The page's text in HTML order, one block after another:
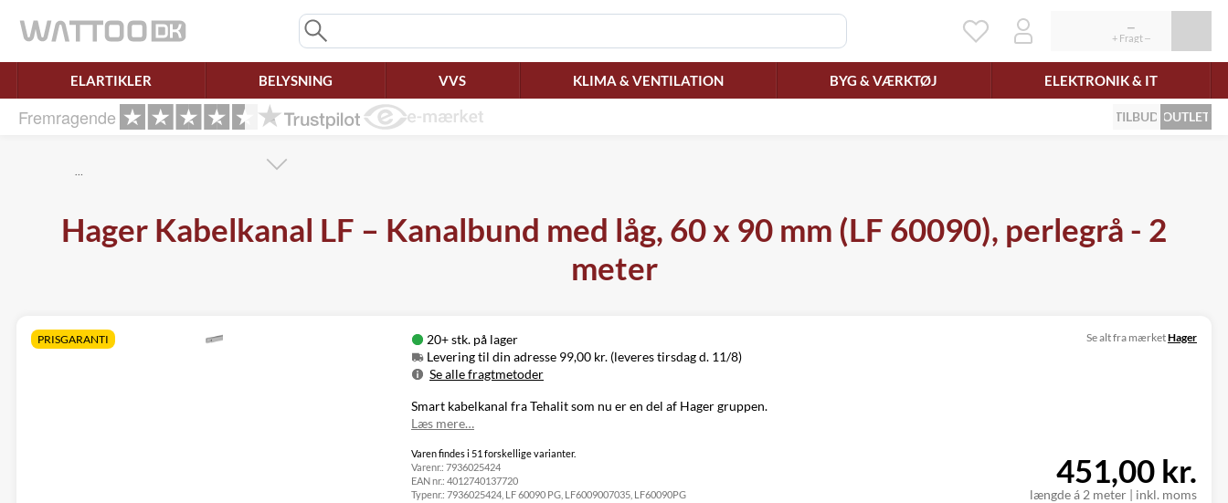
ELARTIKLER BELYSNING VVS KLIMA & VENTILATION BYG & VÆRKTØJ ELEKTRONIK & IT
Fremragende TILBUD OUTLET
…
Hager Kabelkanal LF – Kanalbund med låg, 60 x 90 mm (LF 60090), perlegrå - 2
meter
PRISGARANTI
20+ stk. på lager
Levering til din adresse 99,00 kr. (leveres tirsdag d. 11/8)
Se alle fragtmetoder
Metode
Pris
Leveres
Levering til
Click&Collect
i Svenstrup
(9230)
Se alt fra mærketHager
Smart kabelkanal fra Tehalit som nu er en del af Hager gruppen.
Læs mere…
Varen findes i 51 forskellige varianter.
Varenr.: 7936025424
EAN nr.: 4012740137720
Typenr.: 7936025424, LF 60090 PG, LF6009007035, LF60090PG længde á 2 meter| inkl. moms
451,00 kr.
Ret samtykke!